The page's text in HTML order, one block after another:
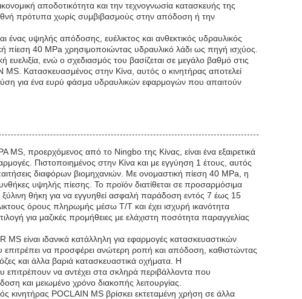
αποδοτικότητα και την τεχνογνωσία κατασκευής της
πρότυπα χωρίς συμβιβασμούς στην απόδοση ή την
υψηλής απόδοσης, ευέλικτος και ανθεκτικός υδραυλικός
πίεση 40 MPa χρησιμοποιώντας υδραυλικό λάδι ως πηγή ισχύος.
ενώ ο σχεδιασμός του βασίζεται σε μεγάλο βαθμό στις
Κατασκευασμένος στην Κίνα, αυτός ο κινητήρας αποτελεί
λύση για ένα ευρύ φάσμα υδραυλικών εφαρμογών που απαιτούν
προερχόμενος από το Ningbo της Κίνας, είναι ένα εξαιρετικά
Πιστοποιημένος στην Κίνα και με εγγύηση 1 έτους, αυτός
διαφόρων βιομηχανιών. Με ονομαστική πίεση 40 MPa, η
υψηλής πίεσης. Το προϊόν διατίθεται σε προσαρμόσιμα
θήκη για να εγγυηθεί ασφαλή παράδοση εντός 7 έως 15
όρους πληρωμής μέσω T/T και έχει ισχυρή ικανότητα
για μαζικές προμήθειες με ελάχιστη ποσότητα παραγγελίας
είναι ιδανικά κατάλληλη για εφαρμογές κατασκευαστικών
να προσφέρει ανώτερη ροπή και απόδοση, καθιστώντας
και άλλα βαριά κατασκευαστικά οχήματα. Η
επιτρέπουν να αντέχει στα σκληρά περιβάλλοντα που
και μειωμένο χρόνο διακοπής λειτουργίας.
κινητήρας POCLAIN MS βρίσκει εκτεταμένη χρήση σε άλλα